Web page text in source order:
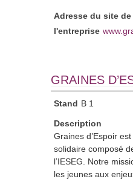
Adresse du site de
l'entreprise
GRAINES
Stand B 1
Description
Graines d’Espoir
solidaire composé
l’IESEG. Notre
les jeunes aux